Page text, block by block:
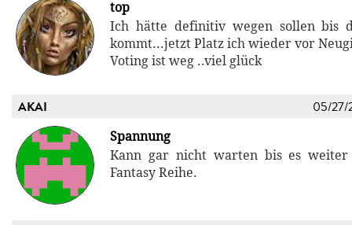
top
Ich hätte definitiv wegen sollen bis
kommt...jetzt Platz ich wieder vor
Voting ist weg ..viel glück
AKAI 05/27/
Spannung
Kann gar nicht warten bis es
Fantasy Reihe.